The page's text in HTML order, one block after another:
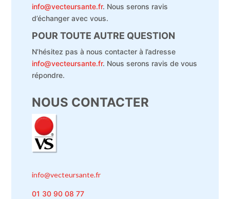
info@vecteursante.fr. Nous serons ravis
d’échanger avec vous.
POUR TOUTE AUTRE QUESTION
N’hésitez pas à nous contacter à l’adresse
info@vecteursante.fr. Nous serons ravis de vous
répondre.
NOUS CONTACTER
info@vecteursante.fr
01 30 90 08 77